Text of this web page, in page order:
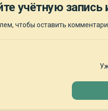
учётную запись
чтобы оставить